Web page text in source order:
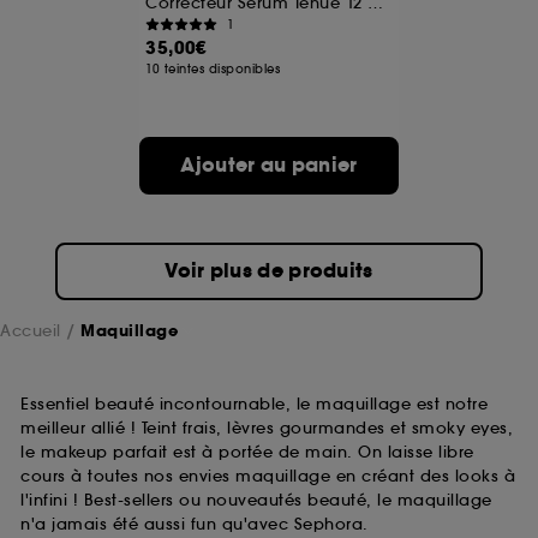
1
35,00€
10 teintes disponibles
Ajouter au panier
Voir plus de produits
Accueil Maquillage
Essentiel beauté incontournable, le maquillage est notre
meilleur allié ! Teint frais, lèvres gourmandes et smoky eyes,
le makeup parfait est à portée de main. On laisse libre
cours à toutes nos envies maquillage en créant des looks à
l'infini ! Best-sellers ou nouveautés beauté, le maquillage
n'a jamais été aussi fun qu'avec Sephora.
A l'exception des cookies techniques, le dépôt et la
lecture de ces traceurs requiert votre accord. Vous
choix" ci-dessous ou décider de "tout accepter".
Sephora pourra associer les informations de
navigation collectées par ces Cookies, pour les
sur "continuer sans accepter". Voous pouvez à tout
moment choisir de retirer votrte consentement. Si vous
souhaitez obtenir plus d'information sur les cookies